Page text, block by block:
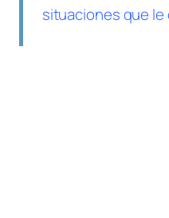
situaciones que le